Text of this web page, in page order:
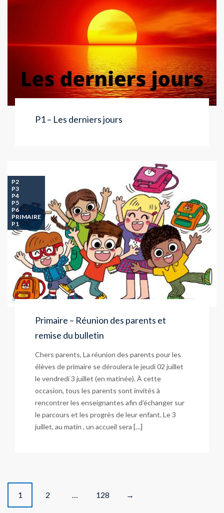
P1 – Les derniers jours
P2
P3
P4
P5
P6
PRIMAIRE
P1
Primaire – Réunion des parents et
remise du bulletin
Chers parents, La réunion des parents pour les
élèves de primaire se déroulera le jeudi 02 juillet
le vendredi 3 juillet (en matinée). À cette
occasion, tous les parents sont invités à
rencontrer les enseignantes afin d’échanger sur
le parcours et les progrès de leur enfant. Le 3
juillet, au matin , un accueil sera […]
P1 2 … 128 →